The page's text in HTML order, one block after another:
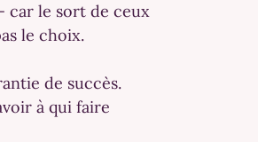
car le sort de ceux
le choix.
de succès.
à qui faire